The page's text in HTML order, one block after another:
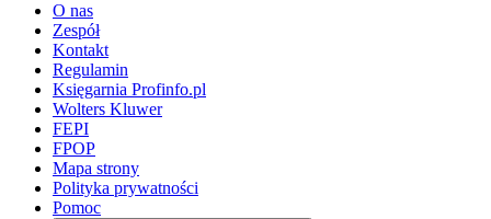
O nas
Zespół
Kontakt
Regulamin
Księgarnia Profinfo.pl
Wolters Kluwer
FEPI
FPOP
Mapa strony
Polityka prywatności
Pomoc